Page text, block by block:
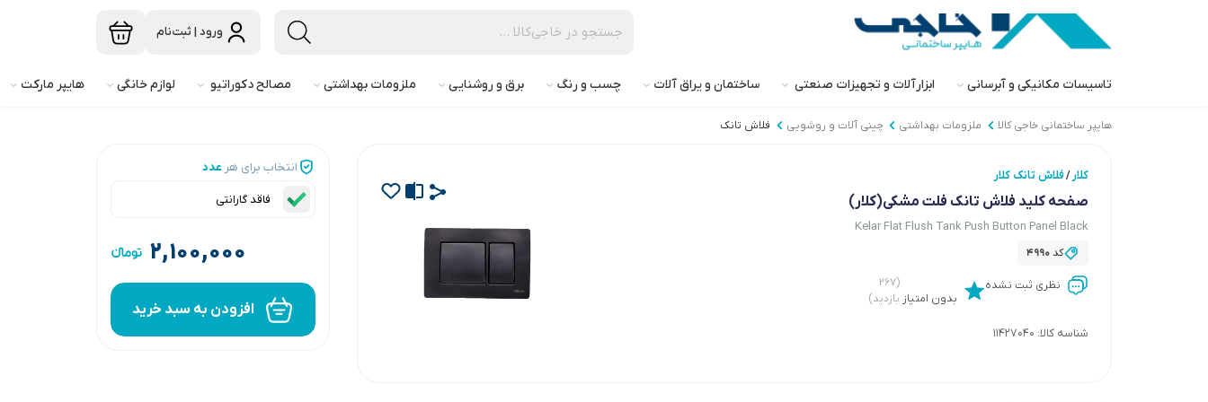
ورود | ثبت‌نام
تاسیسات مکانیکی و آبرسانی ابزارآلات و تجهیزات صنعتی ساختمان و یراق آلات چسب و رنگ برق و روشنایی ملزومات بهداشتی مصالح دکوراتیو لوازم خانگی هایپر مارکت
هایپر ساختمانی خاجی‌ کالا ملزومات بهداشتی چینی آلات و روشویی فلاش تانک
کلار /فلاش تانک کلار
صفحه کلید فلاش تانک فلت مشکی(کلار)
Kelar Flat Flush Tank Push Button Panel Black
کد4990
نظری ثبت نشده
بدون امتیاز
(۲۶۷
بازدید)
شناسه کالا: 11427040
انتخاب برای هر عدد
فاقد گارانتی
۲,۱۰۰,۰۰۰
افزودن به سبد خرید